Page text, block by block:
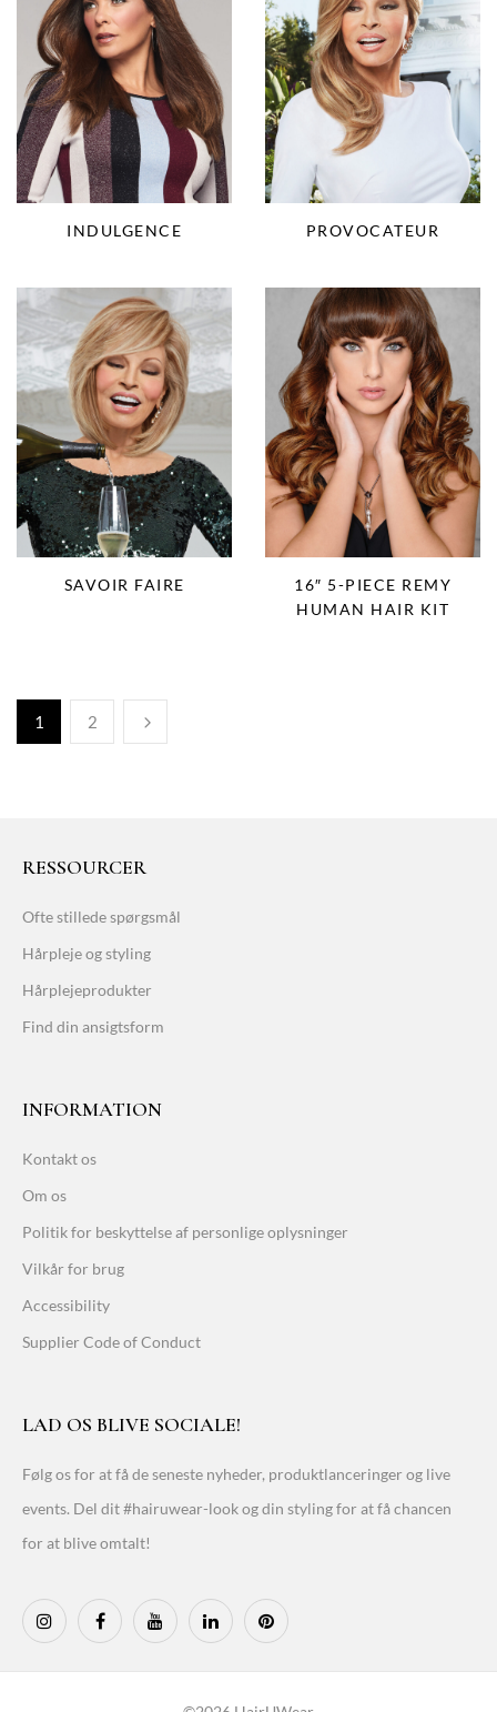
INDULGENCE PROVOCATEUR
SAVOIR FAIRE
16″ 5-PIECE REMY
HUMAN HAIR KIT
1 2
RESSOURCER
Ofte stillede spørgsmål
Hårpleje og styling
Hårplejeprodukter
Find din ansigtsform
INFORMATION
Kontakt os
Om os
Politik for beskyttelse af personlige oplysninger
Vilkår for brug
Accessibility
Supplier Code of Conduct
LAD OS BLIVE SOCIALE!
Følg os for at få de seneste nyheder, produktlanceringer og live
events. Del dit #hairuwear-look og din styling for at få chancen
for at blive omtalt!